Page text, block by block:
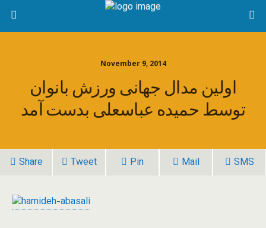
November 9, 2014
اولین مدال جهانی ورزش بانوان
توسط حمیده عباسعلی بدست آمد
Share Tweet Pin Mail SMS